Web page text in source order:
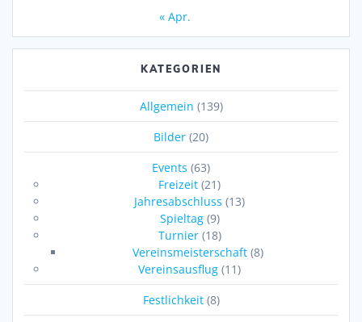
« Apr.
KATEGORIEN
Allgemein (139)
Bilder (20)
Events (63)
Freizeit (21)
Jahresabschluss (13)
Spieltag(9)
Turnier(18)
Vereinsmeisterschaft (8)
Vereinsausflug (11)
Festlichkeit(8)